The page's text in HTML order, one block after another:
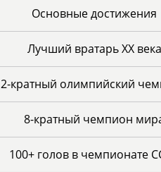
Основные достижения
Лучший вратарь XX века
2-кратный олимпийский
8-кратный чемпион
100+ голов в чемпионате